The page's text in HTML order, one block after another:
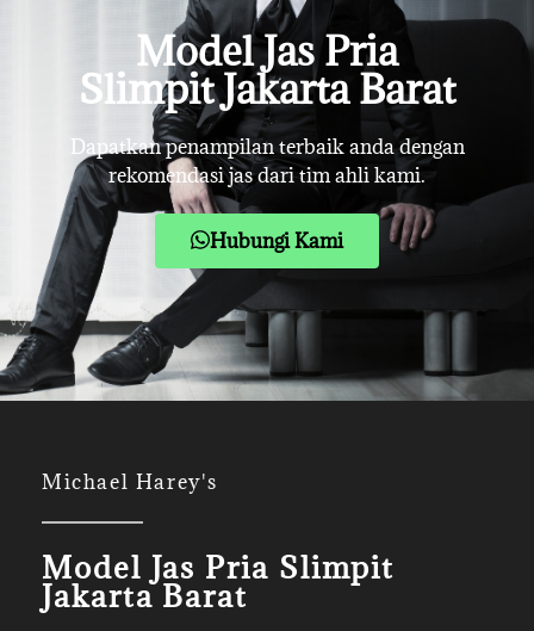
Model Jas Pria
Slimpit Jakarta Barat
Dapatkan penampilan terbaik anda dengan
rekomendasi jas dari tim ahli kami.
Hubungi Kami
Michael Harey's
Model Jas Pria Slimpit
Jakarta Barat